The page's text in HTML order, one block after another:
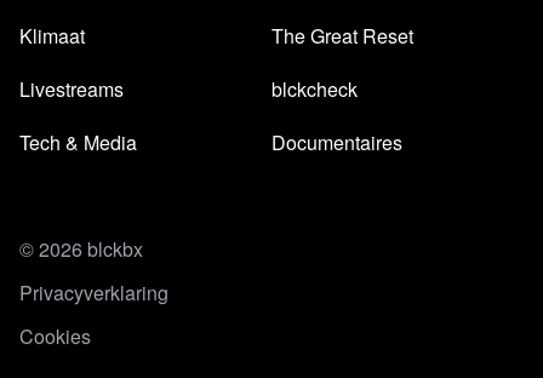
Klimaat
Livestreams
Tech & Media
The Great Reset
blckcheck
Documentaires
© 2026 blckbx
Privacyverklaring
Cookies